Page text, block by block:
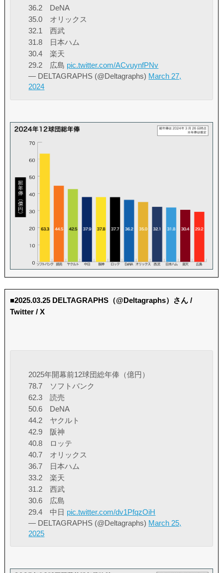
36.2 DeNA
35.0 オリックス
32.1 西武
31.8 日本ハム
30.4 楽天
29.2 広島 pic.twitter.com/ACvuynfPNv
— DELTAGRAPHS (@Deltagraphs) March 27,
2024
■2025.03.25 DELTAGRAPHS（@Deltagraphs）さん /
Twitter / X
2025年開幕前12球団総年俸（億円）
78.7 ソフトバンク
62.3 読売
50.6 DeNA
44.2 ヤクルト
42.9 阪神
40.8 ロッテ
40.7 オリックス
36.7 日本ハム
33.2 楽天
31.2 西武
30.6 広島
29.4 中日 pic.twitter.com/dv1PfqzOiH
— DELTAGRAPHS (@Deltagraphs) March 25,
2025